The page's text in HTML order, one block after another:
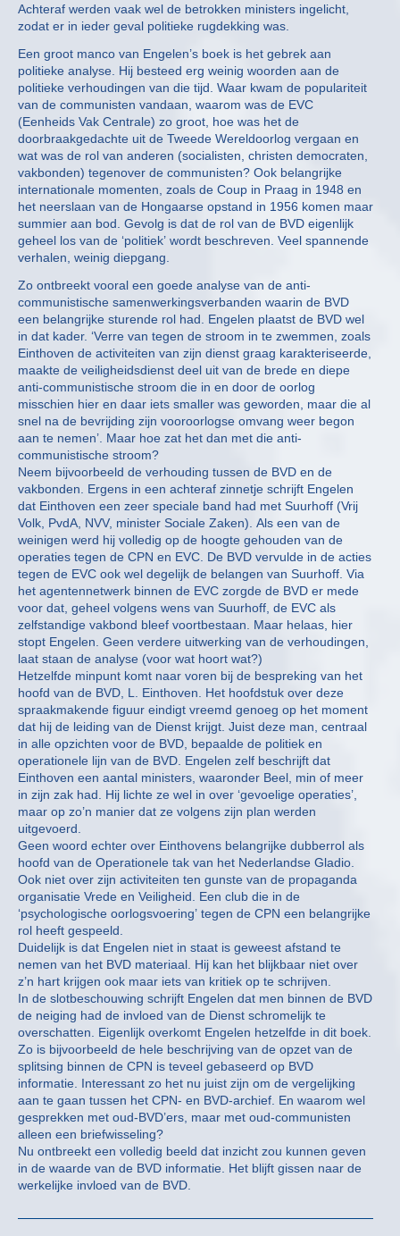
Achteraf werden vaak wel de betrokken ministers ingelicht,
zodat er in ieder geval politieke rugdekking was.
Een groot manco van Engelen’s boek is het gebrek aan
politieke analyse. Hij besteed erg weinig woorden aan de
politieke verhoudingen van die tijd. Waar kwam de populariteit
van de communisten vandaan, waarom was de EVC
(Eenheids Vak Centrale) zo groot, hoe was het de
doorbraakgedachte uit de Tweede Wereldoorlog vergaan en
wat was de rol van anderen (socialisten, christen democraten,
vakbonden) tegenover de communisten? Ook belangrijke
internationale momenten, zoals de Coup in Praag in 1948 en
het neerslaan van de Hongaarse opstand in 1956 komen maar
summier aan bod. Gevolg is dat de rol van de BVD eigenlijk
geheel los van de ‘politiek’ wordt beschreven. Veel spannende
verhalen, weinig diepgang.
Zo ontbreekt vooral een goede analyse van de anti-
communistische samenwerkingsverbanden waarin de BVD
een belangrijke sturende rol had. Engelen plaatst de BVD wel
in dat kader. ‘Verre van tegen de stroom in te zwemmen, zoals
Einthoven de activiteiten van zijn dienst graag karakteriseerde,
maakte de veiligheidsdienst deel uit van de brede en diepe
anti-communistische stroom die in en door de oorlog
misschien hier en daar iets smaller was geworden, maar die al
snel na de bevrijding zijn vooroorlogse omvang weer begon
aan te nemen’. Maar hoe zat het dan met die anti-
communistische stroom?
Neem bijvoorbeeld de verhouding tussen de BVD en de
vakbonden. Ergens in een achteraf zinnetje schrijft Engelen
dat Einthoven een zeer speciale band had met Suurhoff (Vrij
Volk, PvdA, NVV, minister Sociale Zaken). Als een van de
weinigen werd hij volledig op de hoogte gehouden van de
operaties tegen de CPN en EVC. De BVD vervulde in de acties
tegen de EVC ook wel degelijk de belangen van Suurhoff. Via
het agentennetwerk binnen de EVC zorgde de BVD er mede
voor dat, geheel volgens wens van Suurhoff, de EVC als
zelfstandige vakbond bleef voortbestaan. Maar helaas, hier
stopt Engelen. Geen verdere uitwerking van de verhoudingen,
laat staan de analyse (voor wat hoort wat?)
Hetzelfde minpunt komt naar voren bij de bespreking van het
hoofd van de BVD, L. Einthoven. Het hoofdstuk over deze
spraakmakende figuur eindigt vreemd genoeg op het moment
dat hij de leiding van de Dienst krijgt. Juist deze man, centraal
in alle opzichten voor de BVD, bepaalde de politiek en
operationele lijn van de BVD. Engelen zelf beschrijft dat
Einthoven een aantal ministers, waaronder Beel, min of meer
in zijn zak had. Hij lichte ze wel in over ‘gevoelige operaties’,
maar op zo’n manier dat ze volgens zijn plan werden
uitgevoerd.
Geen woord echter over Einthovens belangrijke dubberrol als
hoofd van de Operationele tak van het Nederlandse Gladio.
Ook niet over zijn activiteiten ten gunste van de propaganda
organisatie Vrede en Veiligheid. Een club die in de
‘psychologische oorlogsvoering’ tegen de CPN een belangrijke
rol heeft gespeeld.
Duidelijk is dat Engelen niet in staat is geweest afstand te
nemen van het BVD materiaal. Hij kan het blijkbaar niet over
z’n hart krijgen ook maar iets van kritiek op te schrijven.
In de slotbeschouwing schrijft Engelen dat men binnen de BVD
de neiging had de invloed van de Dienst schromelijk te
overschatten. Eigenlijk overkomt Engelen hetzelfde in dit boek.
Zo is bijvoorbeeld de hele beschrijving van de opzet van de
splitsing binnen de CPN is teveel gebaseerd op BVD
informatie. Interessant zo het nu juist zijn om de vergelijking
aan te gaan tussen het CPN- en BVD-archief. En waarom wel
gesprekken met oud-BVD’ers, maar met oud-communisten
alleen een briefwisseling?
Nu ontbreekt een volledig beeld dat inzicht zou kunnen geven
in de waarde van de BVD informatie. Het blijft gissen naar de
werkelijke invloed van de BVD.